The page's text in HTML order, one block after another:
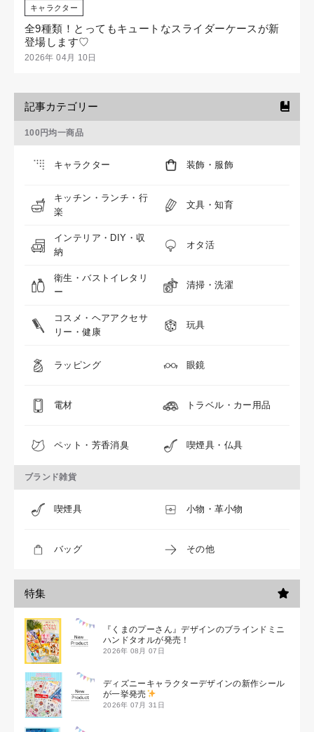
キャラクター
全9種類！とってもキュートなスライダーケースが新
登場します♡
2026年 04月 10日
記事カテゴリー
100円均一商品
キャラクター 装飾・服飾
キッチン・ランチ・行
楽
文具・知育
インテリア・DIY・収
納
オタ活
衛生・バストイレタリ
ー
清掃・洗濯
コスメ・ヘアアクセサ
リー・健康
玩具
ラッピング 眼鏡
電材 トラベル・カー用品
ペット・芳香消臭 喫煙具・仏具
ブランド雑貨
喫煙具 小物・革小物
バッグ その他
特集
『くまのプーさん』デザインのブラインドミニ
ハンドタオルが発売！
2026年 08月 07日
ディズニーキャラクターデザインの新作シール
が一挙発売
2026年 07月 31日